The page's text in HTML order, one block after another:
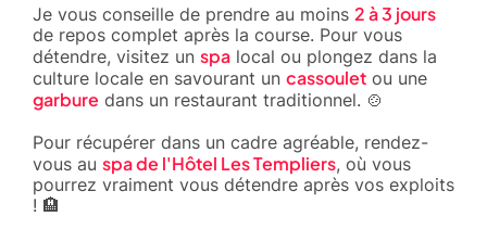
Je vous conseille de prendre au moins 2 à 3 jours
de repos complet après la course. Pour vous
détendre, visitez un spa local ou plongez dans la
culture locale en savourant un cassoulet ou une
garbure dans un restaurant traditionnel. 🍲
Pour récupérer dans un cadre agréable, rendez-
vous au spa de l'Hôtel Les Templiers, où vous
pourrez vraiment vous détendre après vos exploits
! 🏨